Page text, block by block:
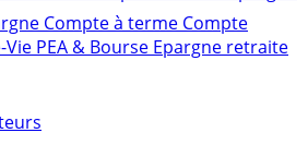
Compte à terme Compte
Vie PEA & Bourse Epargne retraite